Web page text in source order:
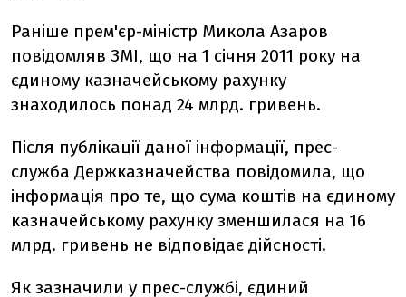
Раніше прем'єр-міністр Микола Азаров
повідомляв ЗМІ, що на 1 січня 2011 року на
єдиному казначейському рахунку
знаходилось понад 24 млрд. гривень.
Після публікації даної інформації, прес-
служба Держказначейства повідомила, що
інформація про те, що сума коштів на єдиному
казначейському рахунку зменшилася на 16
млрд. гривень не відповідає дійсності.
Як зазначили у прес-службі, єдиний